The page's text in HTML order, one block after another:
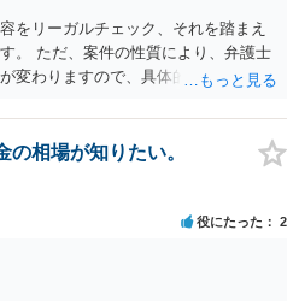
をリーガルチェック、それを踏まえ
。 ただ、案件の性質により、弁護士
変わりますので、具体的な状況と共
相場が知りたい。
役にたった 2